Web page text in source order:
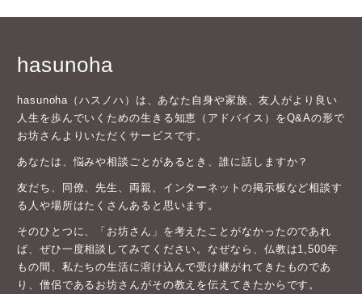
hasunoha
hasunoha（ハスノハ）は、あなた自身や家族、友人がより良い
人生を歩んでいくための生きる知恵（アドバイス）をQ&Aの形で
お坊さんよりいただくサービスです。
あなたは、悩みや相談ごとがあるとき、誰に話しますか？
友だち、同僚、先生、両親、インターネットの掲示板など相談す
る人や場所はたくさんあると思います。
そのひとつに、「お坊さん」を考えたことがなかったのであれ
ば、ぜひ一度相談してみてください。なぜなら、仏教は1,500年
もの間、私たちの生活に溶け込んで受け継がれてきたものであ
り、僧侶であるお坊さんがその教えを伝えてきたからです。